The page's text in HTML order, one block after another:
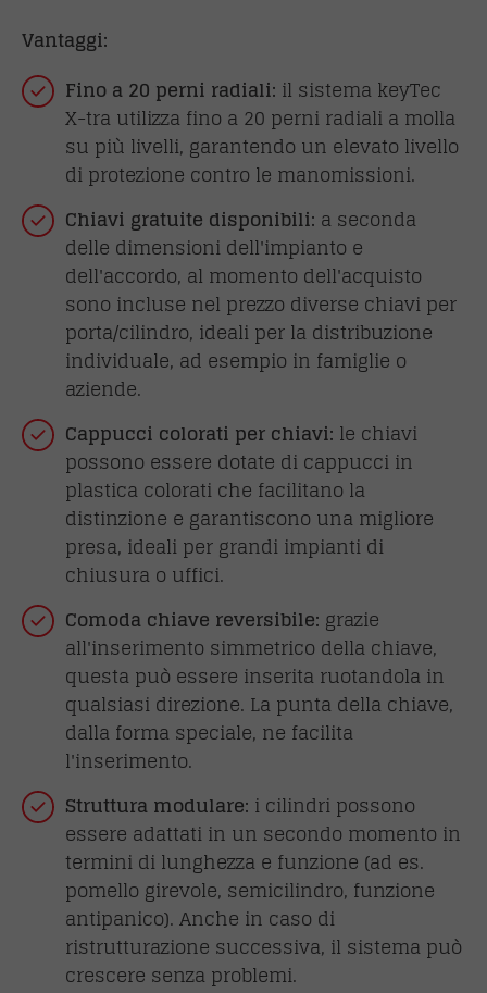
Vantaggi:
Fino a 20 perni radiali: il sistema keyTec
X-tra utilizza fino a 20 perni radiali a molla
su più livelli, garantendo un elevato livello
di protezione contro le manomissioni.
Chiavi gratuite disponibili: a seconda
delle dimensioni dell'impianto e
dell'accordo, al momento dell'acquisto
sono incluse nel prezzo diverse chiavi per
porta/cilindro, ideali per la distribuzione
individuale, ad esempio in famiglie o
aziende.
Cappucci colorati per chiavi: le chiavi
possono essere dotate di cappucci in
plastica colorati che facilitano la
distinzione e garantiscono una migliore
presa, ideali per grandi impianti di
chiusura o uffici.
Comoda chiave reversibile: grazie
all'inserimento simmetrico della chiave,
questa può essere inserita ruotandola in
qualsiasi direzione. La punta della chiave,
dalla forma speciale, ne facilita
l'inserimento.
Struttura modulare: i cilindri possono
essere adattati in un secondo momento in
termini di lunghezza e funzione (ad es.
pomello girevole, semicilindro, funzione
antipanico). Anche in caso di
ristrutturazione successiva, il sistema può
crescere senza problemi.